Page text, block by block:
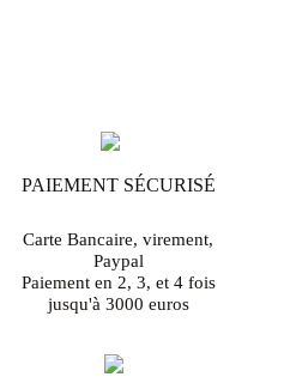
PAIEMENT SÉCURISÉ
Carte Bancaire, virement,
Paypal
Paiement en 2, 3, et 4 fois
jusqu'à 3000 euros